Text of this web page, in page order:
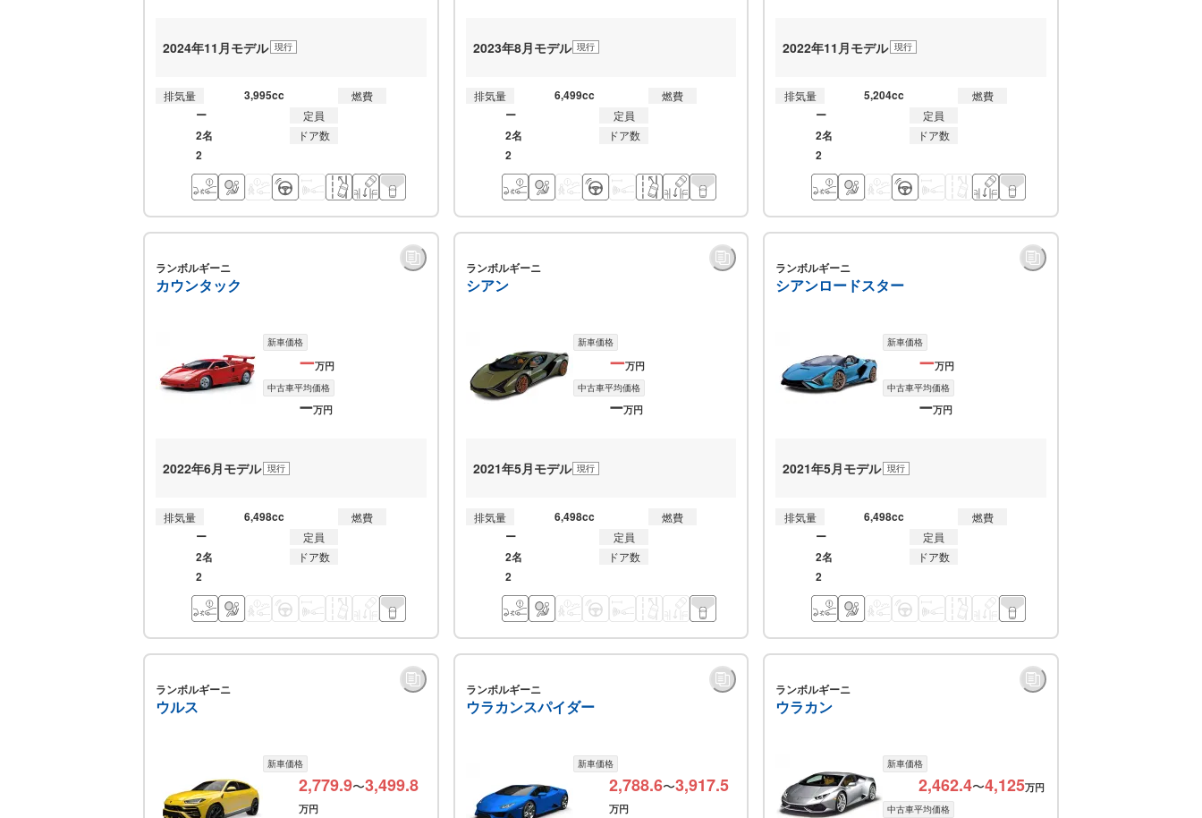
2024年11月モデル 現行
排気量 3,995cc 燃費
ー 定員
2名 ドア数
2
2023年8月モデル 現行
排気量 6,499cc 燃費
ー 定員
2名 ドア数
2
2022年11月モデル 現行
排気量 5,204cc 燃費
ー 定員
2名 ドア数
2
ランボルギーニ
カウンタック
新車価格
ー万円
中古車平均価格
ー万円
2022年6月モデル 現行
排気量 6,498cc 燃費
ー 定員
2名 ドア数
2
ランボルギーニ
シアン
新車価格
ー万円
中古車平均価格
ー万円
2021年5月モデル 現行
排気量 6,498cc 燃費
ー 定員
2名 ドア数
2
ランボルギーニ
シアンロードスター
新車価格
ー万円
中古車平均価格
ー万円
2021年5月モデル 現行
排気量 6,498cc 燃費
ー 定員
2名 ドア数
2
ランボルギーニ
ウルス
新車価格
2,779.9〜3,499.8
万円
ランボルギーニ
ウラカンスパイダー
新車価格
2,788.6〜3,917.5
万円
ランボルギーニ
ウラカン
新車価格
2,462.4〜4,125万円
中古車平均価格